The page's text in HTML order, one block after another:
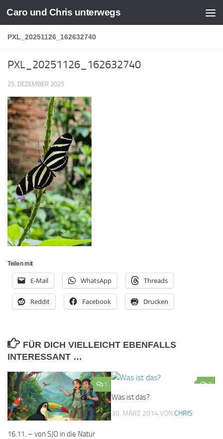
Zum Inhalt springen
Caro und Chris unterwegs
PXL_20251126_162632740
PXL_20251126_162632740
25. DEZEMBER 2025
Teilen mit
E-Mail WhatsApp Threads
Reddit Facebook Drucken
FÜR DICH VIELLEICHT EBENFALLS
INTERESSANT …
1
16.11. – von SJO in die Natur
3
Was ist das?
30. MÄRZ 2014 VON CHRIS